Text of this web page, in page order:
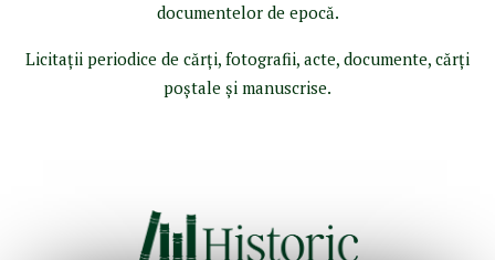
documentelor de epocă.
Licitaţii periodice de cărţi, fotografii, acte, documente, cărţi
poştale şi manuscrise.